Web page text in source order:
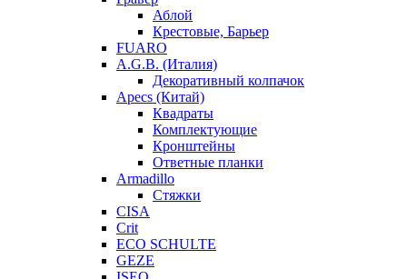
Аблой
Крестовые, Барьер
FUARO
A.G.B. (Италия)
Декоративный колпачок
Apecs (Китай)
Квадраты
Комплектующие
Кронштейны
Ответные планки
Armadillo
Стяжки
CISA
Crit
ECO SCHULTE
GEZE